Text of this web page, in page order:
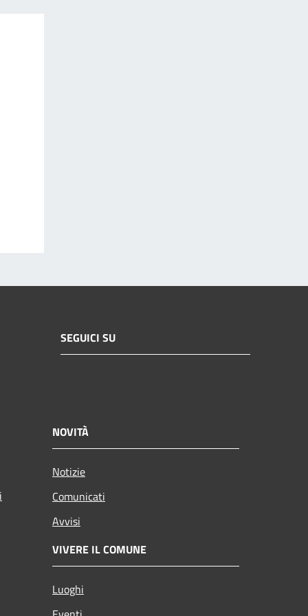
SEGUICI SU
NOVITÀ
Notizie
Comunicati
Avvisi
VIVERE IL COMUNE
Luoghi